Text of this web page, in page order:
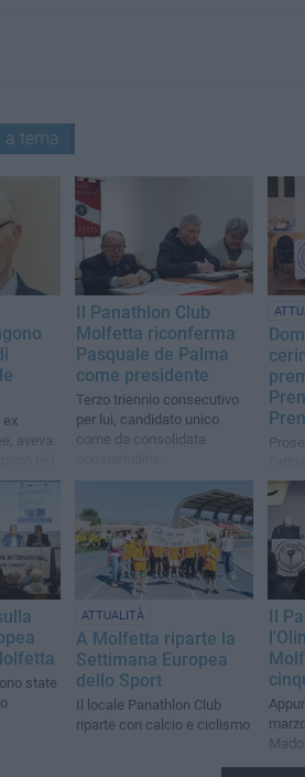
tema
ex
aveva
Il Panathlon Club
Molfetta riconferma
Pasquale de Palma
come presidente
Terzo triennio consecutivo
per lui, candidato unico
come da consolidata
state
ATTUALITÀ
A Molfetta riparte la
Settimana Europea
dello Sport
Il locale Panathlon Club
riparte con calcio e ciclismo
Il